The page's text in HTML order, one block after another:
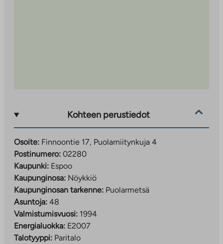
Kohteen perustiedot
Osoite: Finnoontie 17, Puolarniitynkuja 4
Postinumero: 02280
Kaupunki: Espoo
Kaupunginosa: Nöykkiö
Kaupunginosan tarkenne: Puolarmetsä
Asuntoja: 48
Valmistumisvuosi: 1994
Energialuokka: E2007
Talotyyppi: Paritalo